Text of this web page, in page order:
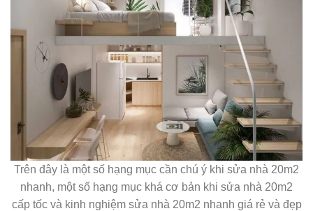
Trên đây là một số hạng mục cần chú ý khi sửa nhà 20m2
nhanh, một số hạng mục khá cơ bản khi sửa nhà 20m2
cấp tốc và kinh nghiệm sửa nhà 20m2 nhanh giá rẻ và đẹp